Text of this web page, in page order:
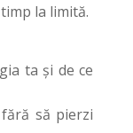
la limită.
ta și de ce
să pierzi